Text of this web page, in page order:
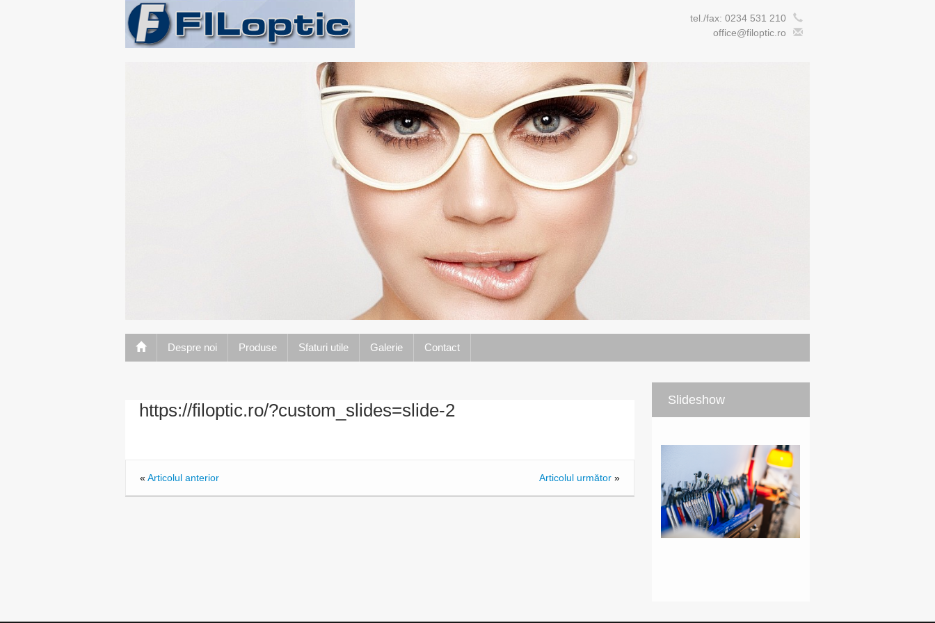
tel./fax: 0234 531 210
office@filoptic.ro
Despre noi Produse Sfaturi utile Galerie Contact
https://filoptic.ro/?custom_slides=slide-2
« Articolul anterior Articolul următor»
Slideshow